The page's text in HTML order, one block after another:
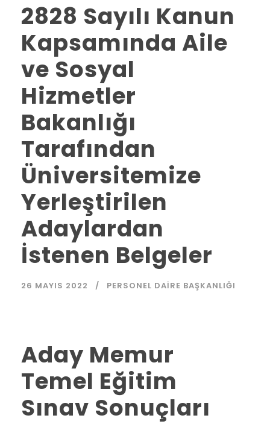
2828 Sayılı Kanun
Kapsamında Aile
ve Sosyal
Hizmetler
Bakanlığı
Tarafından
Üniversitemize
Yerleştirilen
Adaylardan
İstenen Belgeler
26 MAYIS 2022 PERSONEL DAIRE BAŞKANLIĞI
Aday Memur
Temel Eğitim
Sınav Sonuçları